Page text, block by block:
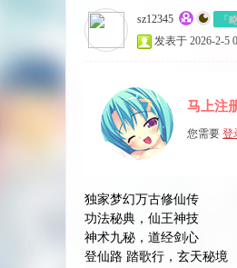
sz12345 『
发表于 2026-2-5
马上注
您需要 登
独家梦幻万古修仙传
功法秘典，仙王神技
神术九秘，道经剑心
登仙路 踏歌行，玄天秘境